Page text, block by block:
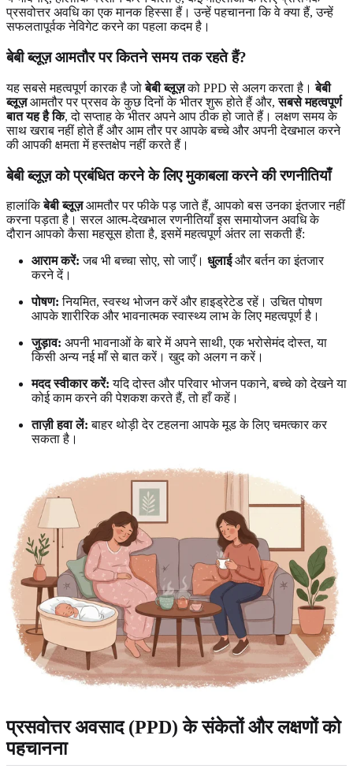
प्रसवोत्तर अवधि का एक मानक हिस्सा हैं। उन्हें पहचानना कि वे क्या हैं, उन्हें
सफलतापूर्वक नेविगेट करने का पहला कदम है।
बेबी ब्लूज़ आमतौर पर कितने समय तक रहते हैं?
यह सबसे महत्वपूर्ण कारक है जोबेबी ब्लूज़को PPD से अलग करता है।बेबी
ब्लूज़आमतौर पर प्रसव के कुछ दिनों के भीतर शुरू होते हैं और,सबसे महत्वपूर्ण
बात यह है कि, दो सप्ताह के भीतर अपने आप ठीक हो जाते हैं। लक्षण समय के
साथ खराब नहीं होते हैं और आम तौर पर आपके बच्चे और अपनी देखभाल करने
की आपकी क्षमता में हस्तक्षेप नहीं करते हैं।
बेबी ब्लूज़ को प्रबंधित करने के लिए मुकाबला करने की रणनीतियाँ
हालांकिबेबी ब्लूज़आमतौर पर फीके पड़ जाते हैं, आपको बस उनका इंतजार नहीं
करना पड़ता है। सरल आत्म-देखभाल रणनीतियाँ इस समायोजन अवधि के
दौरान आपको कैसा महसूस होता है, इसमें महत्वपूर्ण अंतर ला सकती हैं:
आराम करें: जब भी बच्चा सोए, सो जाएँ। धुलाईऔर बर्तन का इंतजार
करने दें।
पोषण: नियमित, स्वस्थ भोजन करें और हाइड्रेटेड रहें। उचित पोषण
आपके शारीरिक और भावनात्मक स्वास्थ्य लाभ के लिए महत्वपूर्ण है।
जुड़ाव: अपनी भावनाओं के बारे में अपने साथी, एक भरोसेमंद दोस्त, या
किसी अन्य नई माँ से बात करें। खुद को अलग न करें।
मदद स्वीकार करें: यदि दोस्त और परिवार भोजन पकाने, बच्चे को देखने या
कोई काम करने की पेशकश करते हैं, तो हाँ कहें।
ताज़ी हवा लें: बाहर थोड़ी देर टहलना आपके मूड के लिए चमत्कार कर
सकता है।
प्रसवोत्तर अवसाद (PPD) के संकेतों और लक्षणों को
पहचानना